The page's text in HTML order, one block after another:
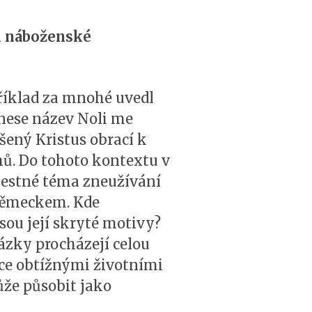
za mnohé uvedl
název Noli me
Kristus obrací k
Do tohoto kontextu v
téma zneužívání
Kde
její skryté motivy?
procházejí celou
obtížnými životními
působit jako